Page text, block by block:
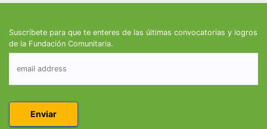
Suscríbete para que te enteres de las últimas convocatorias y logros
de la Fundación Comunitaria.